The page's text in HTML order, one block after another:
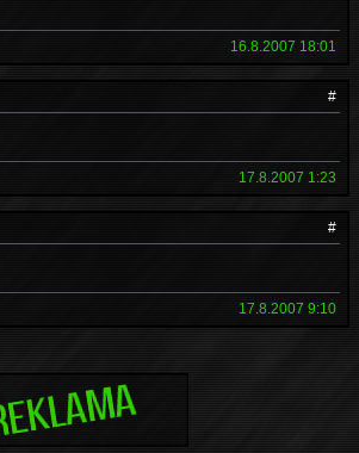
16.8.2007 18:01
#
17.8.2007 1:23
#
17.8.2007 9:10